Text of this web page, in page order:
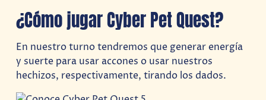
¿Cómo jugar Cyber Pet Quest?
En nuestro turno tendremos que generar energía
y suerte para usar accones o usar nuestros
hechizos, respectivamente, tirando los dados.